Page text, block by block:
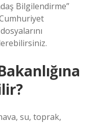
Bilgilendirme”
su, toprak,